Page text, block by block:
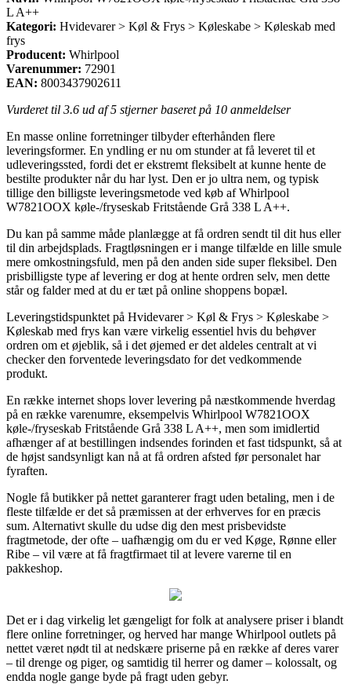
L A++
Kategori: Hvidevarer > Køl & Frys > Køleskabe > Køleskab med
frys
Producent: Whirlpool
Varenummer: 72901
EAN: 8003437902611
Vurderet til 3.6 ud af 5 stjerner baseret på 10 anmeldelser
En masse online forretninger tilbyder efterhånden flere
leveringsformer. En yndling er nu om stunder at få leveret til et
udleveringssted, fordi det er ekstremt fleksibelt at kunne hente de
bestilte produkter når du har lyst. Den er jo ultra nem, og typisk
tillige den billigste leveringsmetode ved køb af Whirlpool
W7821OOX køle-/fryseskab Fritstående Grå 338 L A++.
Du kan på samme måde planlægge at få ordren sendt til dit hus eller
til din arbejdsplads. Fragtløsningen er i mange tilfælde en lille smule
mere omkostningsfuld, men på den anden side super fleksibel. Den
prisbilligste type af levering er dog at hente ordren selv, men dette
står og falder med at du er tæt på online shoppens bopæl.
Leveringstidspunktet på Hvidevarer > Køl & Frys > Køleskabe >
Køleskab med frys kan være virkelig essentiel hvis du behøver
ordren om et øjeblik, så i det øjemed er det aldeles centralt at vi
checker den forventede leveringsdato for det vedkommende
produkt.
En række internet shops lover levering på næstkommende hverdag
på en række varenumre, eksempelvis Whirlpool W7821OOX
køle-/fryseskab Fritstående Grå 338 L A++, men som imidlertid
afhænger af at bestillingen indsendes forinden et fast tidspunkt, så at
de højst sandsynligt kan nå at få ordren afsted før personalet har
fyraften.
Nogle få butikker på nettet garanterer fragt uden betaling, men i de
fleste tilfælde er det så præmissen at der erhverves for en præcis
sum. Alternativt skulle du udse dig den mest prisbevidste
fragtmetode, der ofte – uafhængig om du er ved Køge, Rønne eller
Ribe – vil være at få fragtfirmaet til at levere varerne til en
pakkeshop.
Det er i dag virkelig let gængeligt for folk at analysere priser i blandt
flere online forretninger, og herved har mange Whirlpool outlets på
nettet været nødt til at nedskære priserne på en række af deres varer
– til drenge og piger, og samtidig til herrer og damer – kolossalt, og
endda nogle gange byde på fragt uden gebyr.